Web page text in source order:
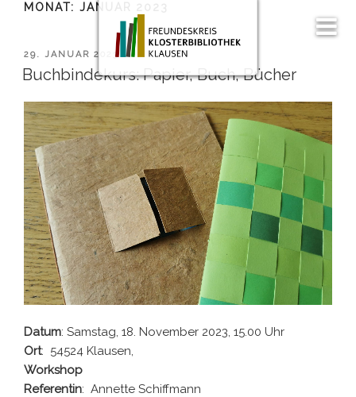
springen
Men
MONAT: JANUAR 2023
VERÖFFENTLICHT
AM
29. JANUAR 2023
Buchbindekurs: Papier, Buch, Bücher
Datum: Samstag, 18. November 2023, 15.00 Uhr
Ort: 54524 Klausen,
Workshop
Referentin: Annette Schiffmann